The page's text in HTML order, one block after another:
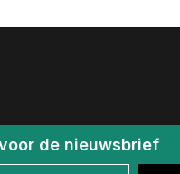
de nieuwsbrief